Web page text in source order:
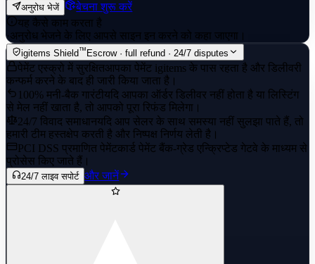
अनुरोध भेजें
बेचना शुरू करें
यह कैसे काम करता है
·अनुरोध भेजने के लिए आपसे साइन इन करने को कहा जाएगा।
igitems Shield™ Escrow · full refund · 24/7 disputes
पेमेंट एस्क्रो में सुरक्षितआपका पेमेंट igitems के पास रहता है और डिलीवरी
कन्फर्म करने के बाद ही जारी किया जाता है।
100% मनी-बैक गारंटीयदि आपका ऑर्डर डिलीवर नहीं होता है या लिस्टिंग
से मेल नहीं खाता है, तो आपको पूरा रिफंड मिलेगा।
24/7 विवाद समाधानयदि आप सेलर के साथ समस्या नहीं सुलझा पाते हैं, तो
हमारी टीम हस्तक्षेप करती है और निष्पक्ष निर्णय लेती है।
PCI DSS प्रमाणित पेमेंटकार्ड पेमेंट बैंक-ग्रेड एन्क्रिप्टेड गेटवे के माध्यम से
प्रोसेस किए जाते हैं।
24/7 लाइव सपोर्ट और जानें